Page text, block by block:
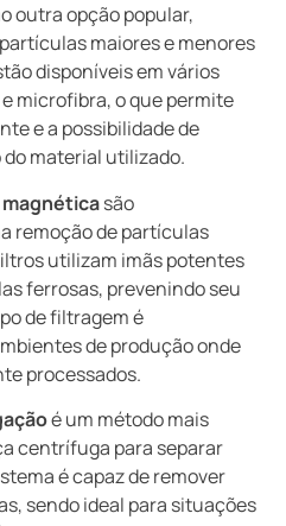
outra opção popular,
maiores e menores
disponíveis em vários
microfibra, o que permite
e a possibilidade de
material utilizado.
são
remoção de partículas
utilizam imãs potentes
ferrosas, prevenindo seu
de filtragem é
de produção onde
processados.
é um método mais
centrífuga para separar
é capaz de remover
sendo ideal para situações